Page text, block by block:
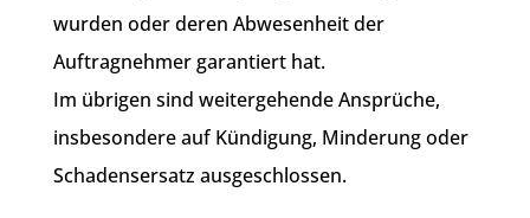
wurden oder deren Abwesenheit der
Auftragnehmer garantiert hat.
Im übrigen sind weitergehende Ansprüche,
insbesondere auf Kündigung, Minderung oder
Schadensersatz ausgeschlossen.